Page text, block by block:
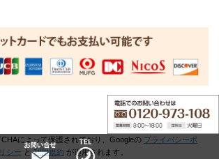
によって保護されており、Googleの プライバシーポ
リシー と利用規約 が適用されます。